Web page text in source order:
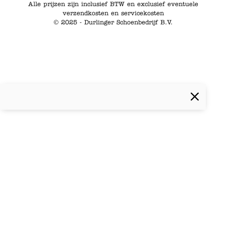
Alle prijzen zijn inclusief BTW en exclusief eventuele
verzendkosten en servicekosten
© 2025 - Durlinger Schoenbedrijf B.V.